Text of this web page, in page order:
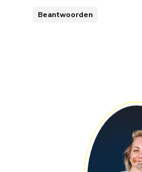
Beantwoorden